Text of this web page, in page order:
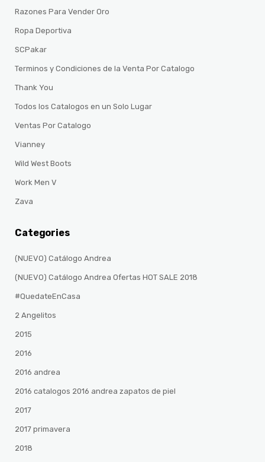
Razones Para Vender Oro
Ropa Deportiva
SCPakar
Terminos y Condiciones de la Venta Por Catalogo
Thank You
Todos los Catalogos en un Solo Lugar
Ventas Por Catalogo
Vianney
Wild West Boots
Work Men V
Zava
Categories
(NUEVO) Catálogo Andrea
(NUEVO) Catálogo Andrea Ofertas HOT SALE 2018
#QuedateEnCasa
2 Angelitos
2015
2016
2016 andrea
2016 catalogos 2016 andrea zapatos de piel
2017
2017 primavera
2018